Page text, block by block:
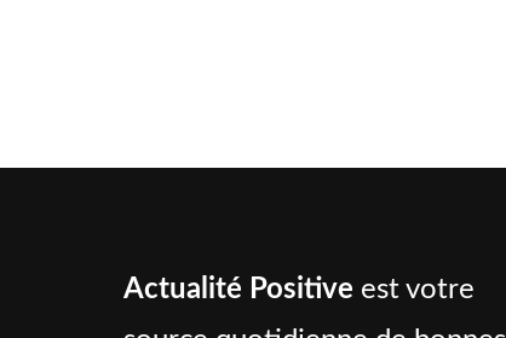
Actualité Positive est votre